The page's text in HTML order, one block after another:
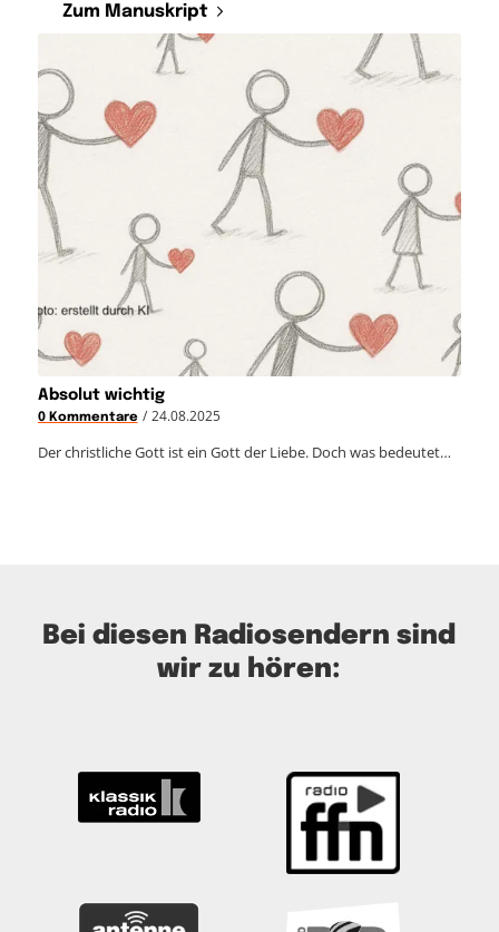
Zum Manuskript
Absolut wichtig
0 Kommentare / 24.08.2025
Der christliche Gott ist ein Gott der Liebe. Doch was bedeutet…
Bei diesen Radiosendern sind
wir zu hören: